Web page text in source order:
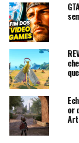
PLAYLIST
Mais informações
Spider-Man:
Inimigo em
computador e video
filmes Homem-
outubro de 2007.
O jogo foi
versões do
or
Art